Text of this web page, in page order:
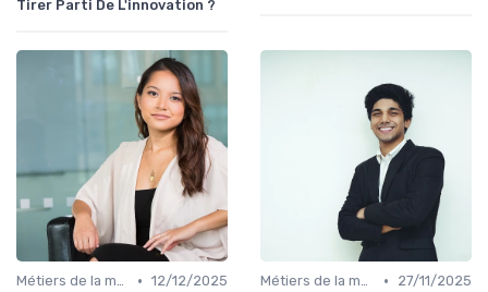
Tirer Parti De L'innovation ?
Métiers de la musique • 12/12/2025
Métiers de la musique •
27/11/2025